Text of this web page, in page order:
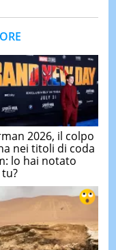
2026, il colpo
nei titoli di coda
lo hai notato